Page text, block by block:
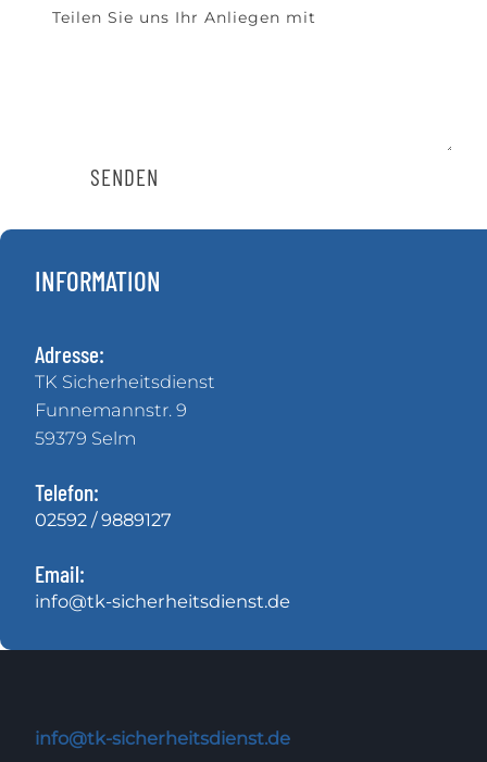
INFORMATION
Adresse:
TK Sicherheitsdienst
Funnemannstr. 9
59379 Selm
Telefon:
02592 / 9889127
Email:
info@tk-sicherheitsdienst.de
SENDEN
info@tk-sicherheitsdienst.de